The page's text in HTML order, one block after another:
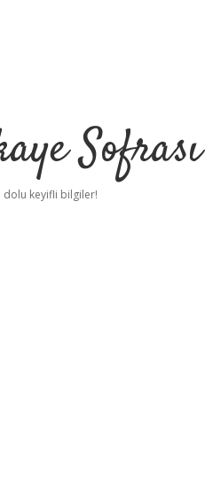
Sofrası
dolu keyifli bilgiler!